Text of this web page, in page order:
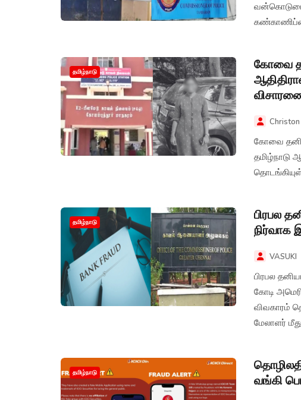
தமிழ்நாடு
கோவை
Christon
கோவை
தமிழ்நாடு
தமிழ்நாடு
பிரபல
நிர்வாக
VASUKI
பிரபல தனியார் வங்கியில், வைப்பு நிதியாக
கோடி
விவகாரம்
மேலாளர்
தமிழ்நாடு
வங்கி